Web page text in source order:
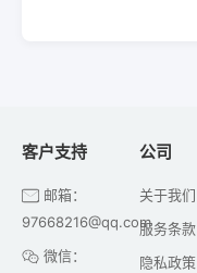
客户支持
邮箱：
97668216@qq.com
微信：
公司
关于我们
服务条款
隐私政策